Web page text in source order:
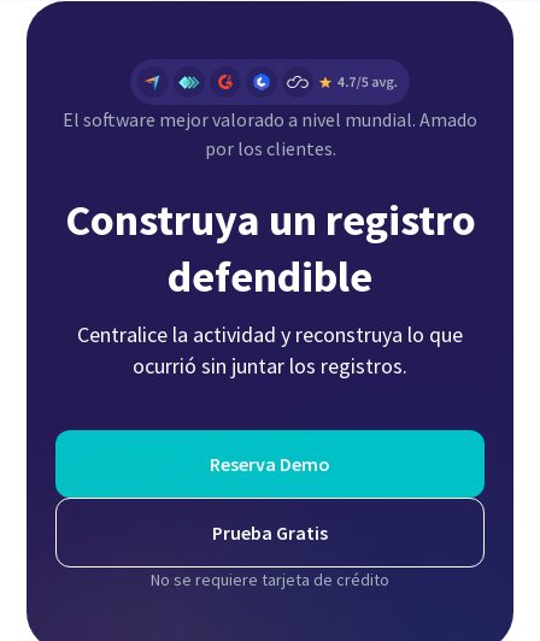
El software mejor valorado a nivel mundial. Amado
por los clientes.
Construya un registro
defendible
Centralice la actividad y reconstruya lo que
ocurrió sin juntar los registros.
Reserva Demo
Prueba Gratis
No se requiere tarjeta de crédito